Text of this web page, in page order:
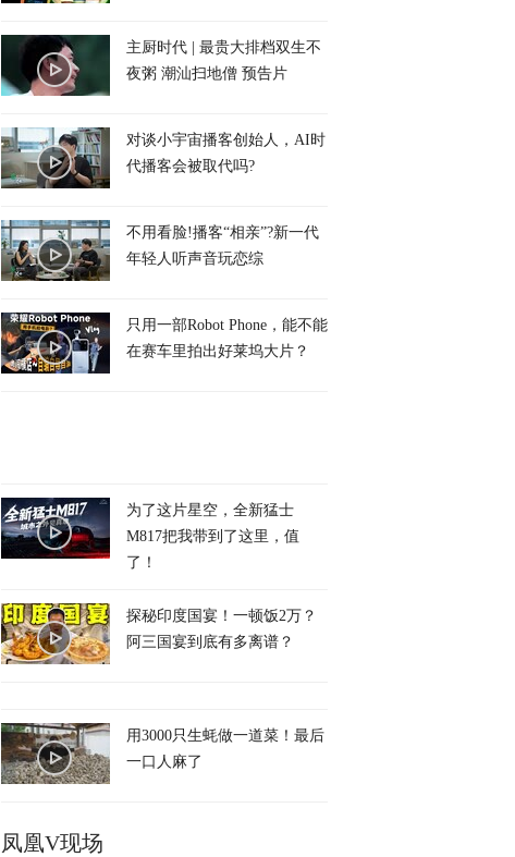
主厨时代 | 最贵大排档双生不
夜粥 潮汕扫地僧 预告片
对谈小宇宙播客创始人，AI时
代播客会被取代吗?
不用看脸!播客“相亲”?新一代
年轻人听声音玩恋综
只用一部Robot Phone，能不能
在赛车里拍出好莱坞大片？
为了这片星空，全新猛士
M817把我带到了这里，值
了！
探秘印度国宴！一顿饭2万？
阿三国宴到底有多离谱？
用3000只生蚝做一道菜！最后
一口人麻了
凤凰V现场